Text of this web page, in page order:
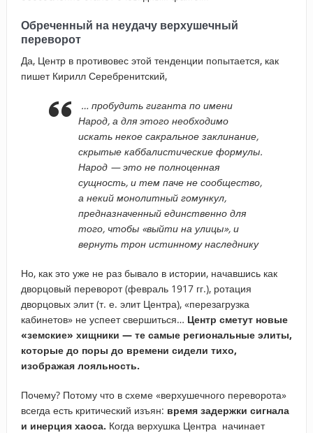
Обреченный на неудачу верхушечный
переворот
Да, Центр в противовес этой тенденции попытается, как
пишет Кирилл Серебренитский,
… пробудить гиганта по имени
Народ, а для этого необходимо
искать некое сакральное заклинание,
скрытые каббалистические формулы.
Народ — это не полноценная
сущность, и тем паче не сообщество,
а некий монолитный гомункул,
предназначенный единственно для
того, чтобы «выйти на улицы», и
вернуть трон истинному наследнику
Но, как это уже не раз бывало в истории, начавшись как
дворцовый переворот (февраль 1917 гг.), ротация
дворцовых элит (т. е. элит Центра), «перезагрузка
кабинетов» не успеет свершиться… Центр сметут новые
«земские» хищники — те самые региональные элиты,
которые до поры до времени сидели тихо,
изображая лояльность.
Почему? Потому что в схеме «верхушечного переворота»
всегда есть критический изъян: время задержки сигнала
и инерция хаоса. Когда верхушка Центра начинает